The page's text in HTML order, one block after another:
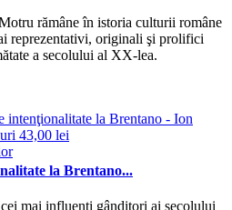
rămâne în istoria culturii române
reprezentativi, originali şi prolifici
a secolului al XX-lea.
la Brentano...
mai influenți gânditori ai secolului